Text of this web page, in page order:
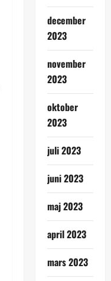
december
2023
november
2023
oktober
2023
juli 2023
juni 2023
maj 2023
april 2023
mars 2023